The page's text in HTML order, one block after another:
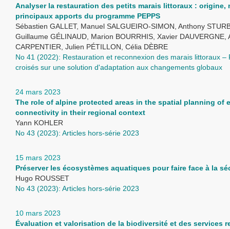
Analyser la restauration des petits marais littoraux : origine,
principaux apports du programme PEPPS
Sébastien GALLET, Manuel SALGUEIRO-SIMON, Anthony
Guillaume GÉLINAUD, Marion BOURRHIS, Xavier DAUVERGNE,
CARPENTIER, Julien PÉTILLON, Célia DÈBRE
No 41 (2022): Restauration et reconnexion des marais littoraux –
croisés sur une solution d'adaptation aux changements globaux
24 mars 2023
The role of alpine protected areas in the spatial planning of
connectivity in their regional context
Yann KOHLER
No 43 (2023): Articles hors-série 2023
15 mars 2023
Préserver les écosystèmes aquatiques pour faire face à la
Hugo ROUSSET
No 43 (2023): Articles hors-série 2023
10 mars 2023
Évaluation et valorisation de la biodiversité et des services